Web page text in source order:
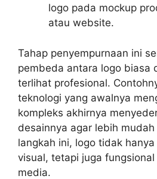
logo pada mockup
atau website.
Tahap penyempurnaan ini
pembeda antara logo biasa
terlihat profesional.
teknologi yang awalnya
kompleks akhirnya
desainnya agar lebih
langkah ini, logo tidak
visual, tetapi juga
media.